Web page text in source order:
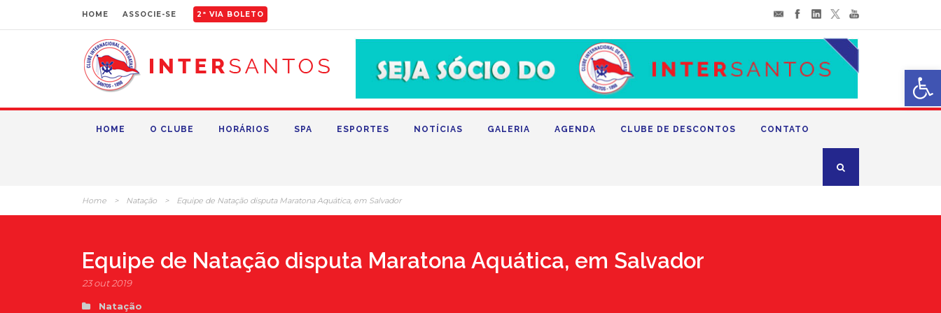
HOME ASSOCIE-SE 2ª VIA BOLETO
HOME O CLUBE HORÁRIOS SPA ESPORTES NOTÍCIAS GALERIA AGENDA CLUBE DE DESCONTOS CONTATO
Home > Natação > Equipe de Natação disputa Maratona Aquática, em Salvador
Equipe de Natação disputa Maratona Aquática, em Salvador
23 out 2019
Natação
Abrir